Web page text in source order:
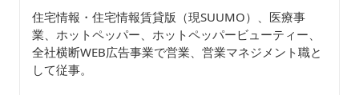
住宅情報・住宅情報賃貸版（現SUUMO）、医療事
業、ホットペッパー、ホットペッパービューティー、
全社横断WEB広告事業で営業、営業マネジメント職と
して従事。